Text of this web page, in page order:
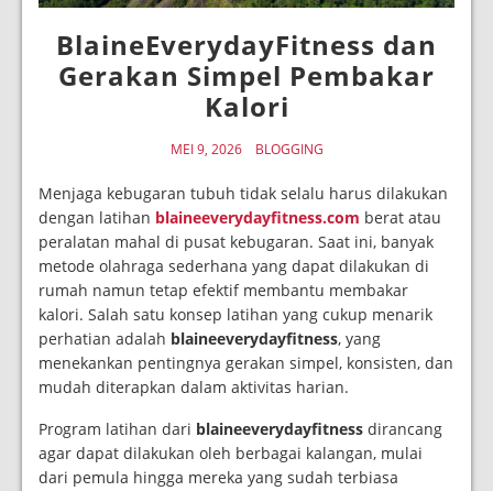
BlaineEverydayFitness dan
Gerakan Simpel Pembakar
Kalori
MEI 9, 2026 BLOGGING
Menjaga kebugaran tubuh tidak selalu harus dilakukan
dengan latihan blaineeverydayfitness.com berat atau
peralatan mahal di pusat kebugaran. Saat ini, banyak
metode olahraga sederhana yang dapat dilakukan di
rumah namun tetap efektif membantu membakar
kalori. Salah satu konsep latihan yang cukup menarik
perhatian adalah blaineeverydayfitness, yang
menekankan pentingnya gerakan simpel, konsisten, dan
mudah diterapkan dalam aktivitas harian.
Program latihan dari blaineeverydayfitness dirancang
agar dapat dilakukan oleh berbagai kalangan, mulai
dari pemula hingga mereka yang sudah terbiasa